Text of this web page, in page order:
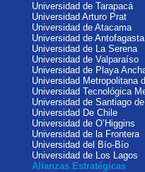
Universidad de Tarapacá
Universidad Arturo Prat
Universidad de Atacama
Universidad de Antofagasta
Universidad de La Serena
Universidad de Valparaíso
Universidad de Playa
Universidad Metropolitana
Universidad Tecnológica
Universidad de Santiago
Universidad De Chile
Universidad de O’Higgins
Universidad de la Frontera
Universidad del Bío-Bío
Universidad de Los Lagos
Alianzas Estratégicas